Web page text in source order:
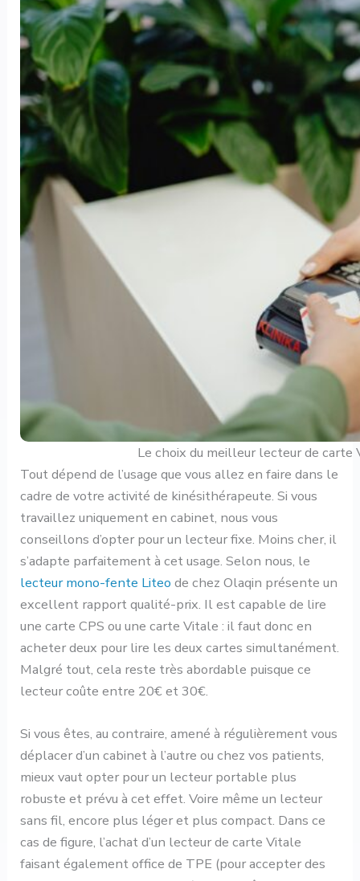
Le choix du meilleur lecteur de
Tout dépend de l’usage que vous allez en faire dans le
cadre de votre activité de kinésithérapeute. Si vous
travaillez uniquement en cabinet, nous vous
conseillons d’opter pour un lecteur fixe. Moins cher, il
s’adapte parfaitement à cet usage. Selon nous, le
lecteur mono-fente Liteo de chez Olaqin présente un
excellent rapport qualité-prix. Il est capable de lire
une carte CPS ou une carte Vitale : il faut donc en
acheter deux pour lire les deux cartes simultanément.
Malgré tout, cela reste très abordable puisque ce
lecteur coûte entre 20€ et 30€.
Si vous êtes, au contraire, amené à régulièrement vous
déplacer d’un cabinet à l’autre ou chez vos patients,
mieux vaut opter pour un lecteur portable plus
robuste et prévu à cet effet. Voire même un lecteur
sans fil, encore plus léger et plus compact. Dans ce
cas de figure, l’achat d’un lecteur de carte Vitale
faisant également office de TPE (pour accepter des